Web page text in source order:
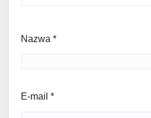
Nazwa *
E-mail *